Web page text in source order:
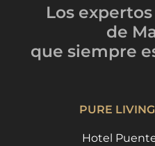
Los
de
que siempre
PURE
Hotel